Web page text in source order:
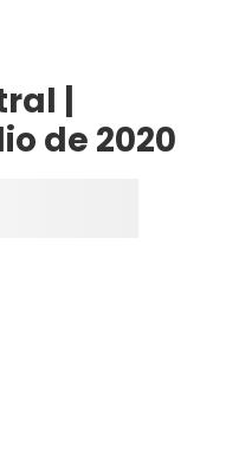
|
de 2020